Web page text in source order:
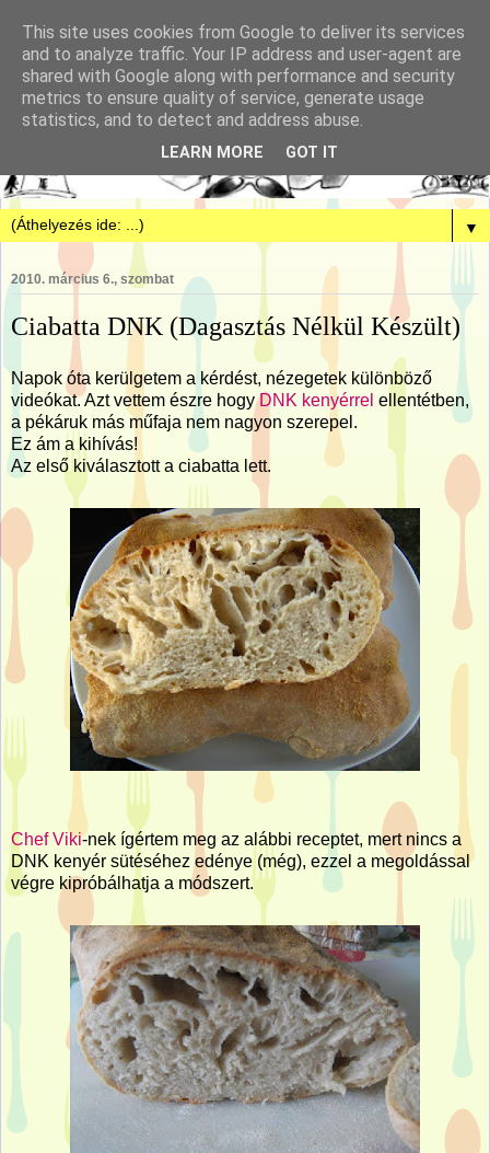
▼
2010. március 6., szombat
Ciabatta DNK (Dagasztás Nélkül Készült)
Napok óta kerülgetem a kérdést, nézegetek különböző
videókat. Azt vettem észre hogyDNK kenyérrel ellentétben,
a pékáruk más műfaja nem nagyon szerepel.
Ez ám a kihívás!
Az első kiválasztott a ciabatta lett.
Chef Viki-nek ígértem meg az alábbi receptet, mert nincs a
DNK kenyér sütéséhez edénye (még), ezzel a megoldással
végre kipróbálhatja a módszert.
This site uses cookies from Google to deliver its services
and to analyze traffic. Your IP address and user-agent are
shared with Google along with performance and security
metrics to ensure quality of service, generate usage
statistics, and to detect and address abuse.
LEARN MORE GOT IT